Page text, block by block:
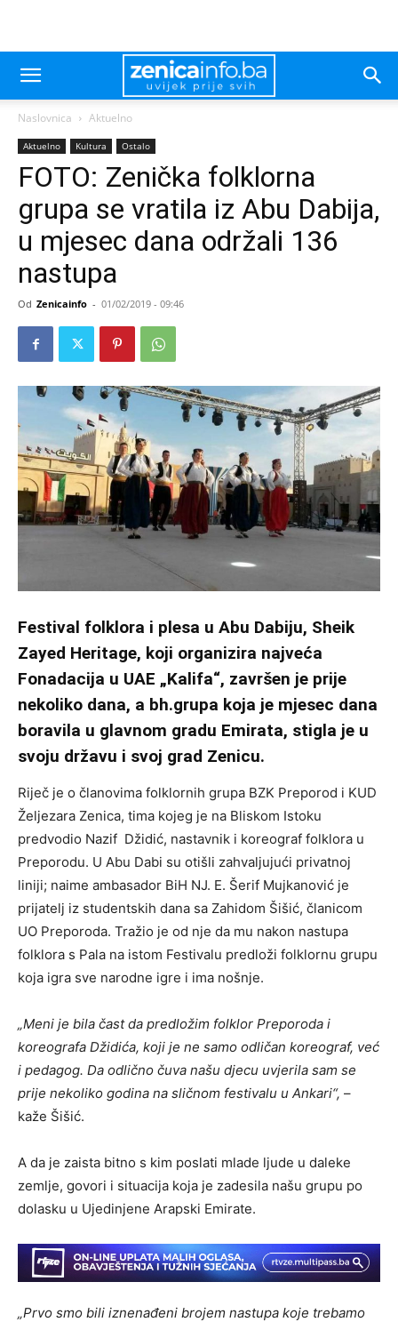
Naslovnica Aktuelno
Aktuelno Kultura Ostalo
FOTO: Zenička folklorna
grupa se vratila iz Abu Dabija,
u mjesec dana održali 136
nastupa
Od Zenicainfo - 01/02/2019 - 09:46
Festival folklora i plesa u Abu Dabiju, Sheik
Zayed Heritage, koji organizira najveća
Fonadacija u UAE „Kalifa“, završen je prije
nekoliko dana, a bh.grupa koja je mjesec dana
boravila u glavnom gradu Emirata, stigla je u
svoju državu i svoj grad Zenicu.
Riječ je o članovima folklornih grupa BZK Preporod i KUD
Željezara Zenica, tima kojeg je na Bliskom Istoku
predvodio Nazif Džidić, nastavnik i koreograf folklora u
Preporodu. U Abu Dabi su otišli zahvaljujući privatnoj
liniji; naime ambasador BiH NJ. E. Šerif Mujkanović je
prijatelj iz studentskih dana sa Zahidom Šišić, članicom
UO Preporoda. Tražio je od nje da mu nakon nastupa
folklora s Pala na istom Festivalu predloži folklornu grupu
koja igra sve narodne igre i ima nošnje.
„Meni je bila čast da predložim folklor Preporoda i
koreografa Džidića, koji je ne samo odličan koreograf, već
i pedagog. Da odlično čuva našu djecu uvjerila sam se
prije nekoliko godina na sličnom festivalu u Ankari“, –
kaže Šišić.
A da je zaista bitno s kim poslati mlade ljude u daleke
zemlje, govori i situacija koja je zadesila našu grupu po
dolasku u Ujedinjene Arapski Emirate.
„Prvo smo bili iznenađeni brojem nastupa koje trebamo